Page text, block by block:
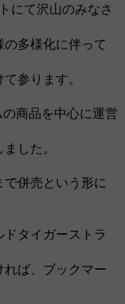
にて沢山のみなさ
多様化に伴って
参ります。
商品を中心に運営
した。
併売という形に
タイガーストラ
ば、ブックマー